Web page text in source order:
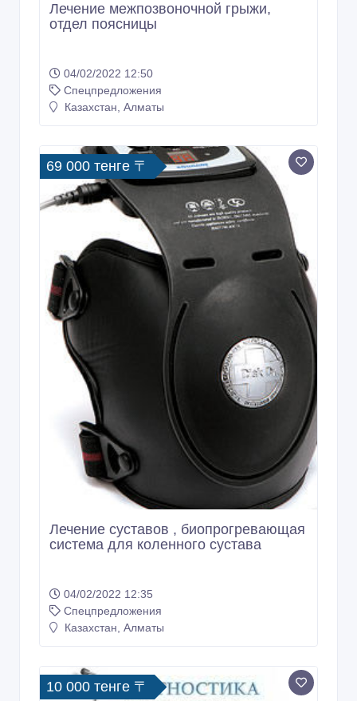
Лечение межпозвоночной грыжи,
отдел поясницы
04/02/2022 12:50
Спецпредложения
Казахстан, Алматы
69 000 тенге 〒
Лечение суставов , биопрогревающая
система для коленного сустава
04/02/2022 12:35
Спецпредложения
Казахстан, Алматы
10 000 тенге 〒